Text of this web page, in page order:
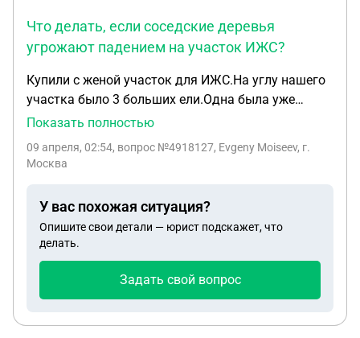
мои требования на возврат денег за
экспертизу,если да,то каковы мои дальнейшие
действия?
Что делать, если соседские деревья
угрожают падением на участок ИЖС?
Купили с женой участок для ИЖС.На углу нашего
участка было 3 больших ели.Одна была уже
упавшая (возможно из-за попадания молнии).Две
соседского участка) растут вплотную еще 5 елей
они достанут до нашего будущего
дома.Соседский участок не используется,какие
мои действия,чтобы обезопасить себя?
Показать полностью
09 апреля, 02:54, вопрос №4918127, Evgeny Moiseev, г.
Москва
У вас похожая ситуация?
Опишите свои детали — юрист подскажет, что
делать.
Задать свой вопрос